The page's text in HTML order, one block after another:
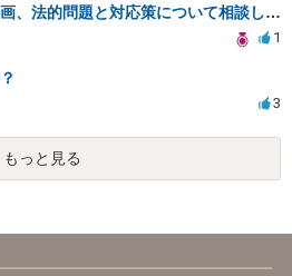
SNSでの未成年者録画、法的問題と対応策について相談したい
1
3
もっと見る